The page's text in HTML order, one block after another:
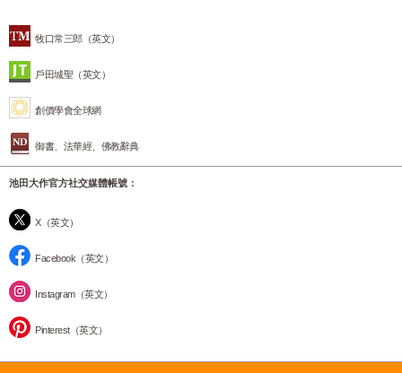
牧口常三郎（英文）
戶田城聖（英文）
創價學會全球網
御書、法華經、佛教辭典
池田大作官方社交媒體帳號：
X（英文）
Facebook（英文）
Instagram（英文）
Pinterest（英文）